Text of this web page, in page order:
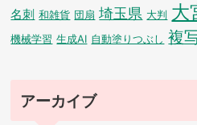
名刺 和雑貨 団扇 埼玉県 大判 大
機械学習 生成AI 自動塗りつぶし 複
アーカイブ